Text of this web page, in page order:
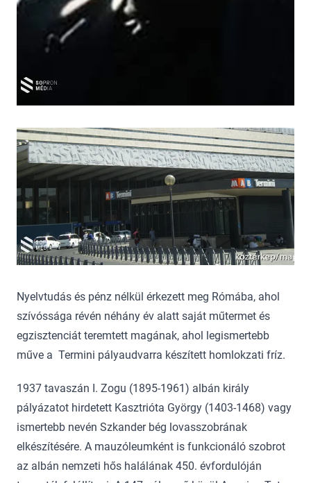
Nyelvtudás és pénz nélkül érkezett meg Rómába, ahol
szívóssága révén néhány év alatt saját műtermet és
egzisztenciát teremtett magának, ahol legismertebb
műve a Termini pályaudvarra készített homlokzati fríz.
1937 tavaszán I. Zogu (1895-1961) albán király
pályázatot hirdetett Kasztrióta György (1403-1468) vagy
ismertebb nevén Szkander bég lovasszobrának
elkészítésére. A mauzóleumként is funkcionáló szobrot
az albán nemzeti hős halálának 450. évfordulóján